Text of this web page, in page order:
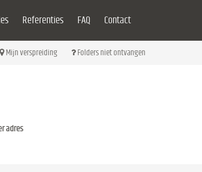
Referenties FAQ Contact
Mijn verspreiding Folders niet ontvangen
adres